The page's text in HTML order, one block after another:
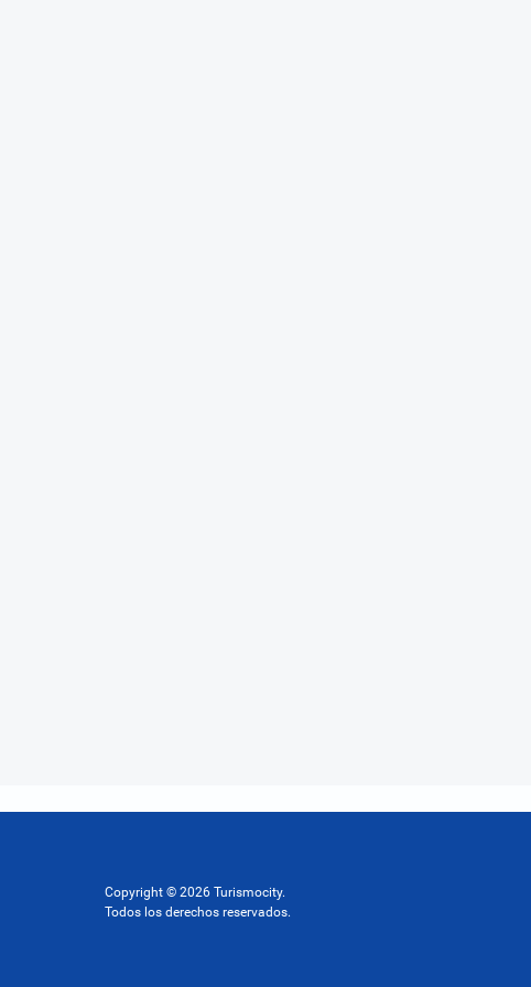
Copyright © 2026 Turismocity.
Todos los derechos reservados.